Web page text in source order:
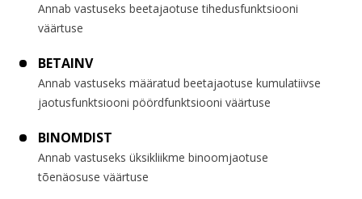
Annab vastuseks beetajaotuse tihedusfunktsiooni
väärtuse
BETAINV
Annab vastuseks määratud beetajaotuse kumulatiivse
jaotusfunktsiooni pöördfunktsiooni väärtuse
BINOMDIST
Annab vastuseks üksikliikme binoomjaotuse
tõenäosuse väärtuse